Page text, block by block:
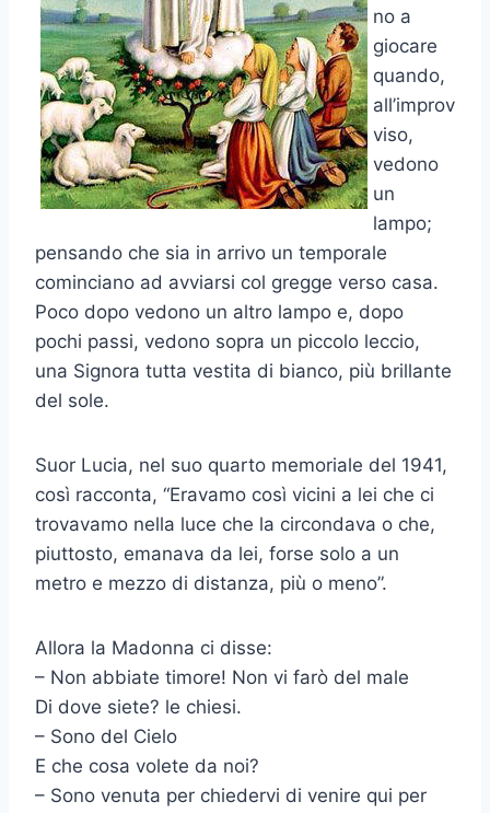
no a
giocare
quando,
all’improv
viso,
vedono
un
lampo;
pensando che sia in arrivo un temporale
cominciano ad avviarsi col gregge verso casa.
Poco dopo vedono un altro lampo e, dopo
pochi passi, vedono sopra un piccolo leccio,
una Signora tutta vestita di bianco, più brillante
del sole.
Suor Lucia, nel suo quarto memoriale del 1941,
così racconta, “Eravamo così vicini a lei che ci
trovavamo nella luce che la circondava o che,
piuttosto, emanava da lei, forse solo a un
metro e mezzo di distanza, più o meno”.
Allora la Madonna ci disse:
– Non abbiate timore! Non vi farò del male
Di dove siete? le chiesi.
– Sono del Cielo
E che cosa volete da noi?
– Sono venuta per chiedervi di venire qui per